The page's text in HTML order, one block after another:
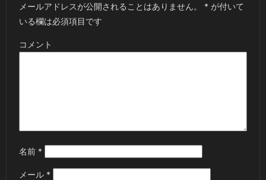
メールアドレスが公開されることはありません。 * が付いて
いる欄は必須項目です
コメント
名前 *
メール *